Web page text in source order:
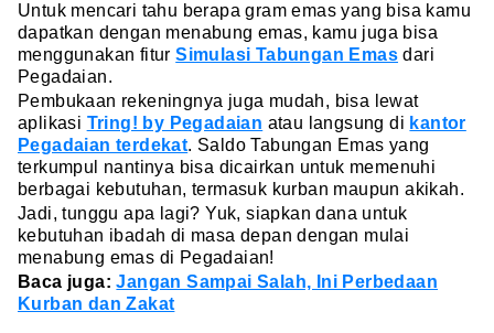
Untuk mencari tahu berapa gram emas yang bisa kamu
dapatkan dengan menabung emas, kamu juga bisa
menggunakan fiturSimulasi Tabungan Emas dari
Pegadaian.
Pembukaan rekeningnya juga mudah, bisa lewat
aplikasi Tring! by Pegadaian atau langsung di kantor
Pegadaian terdekat. Saldo Tabungan Emas yang
terkumpul nantinya bisa dicairkan untuk memenuhi
berbagai kebutuhan, termasuk kurban maupun akikah.
Jadi, tunggu apa lagi? Yuk, siapkan dana untuk
kebutuhan ibadah di masa depan dengan mulai
menabung emas di Pegadaian!
Baca juga:Jangan Sampai Salah, Ini Perbedaan
Kurban dan Zakat